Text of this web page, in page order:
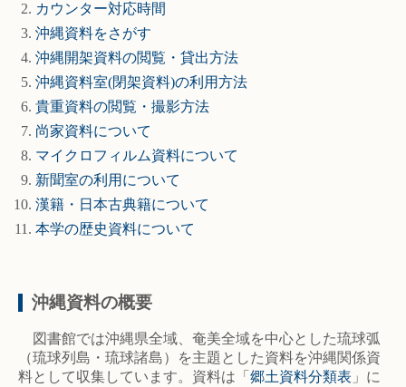
カウンター対応時間
沖縄資料をさがす
沖縄開架資料の閲覧・貸出方法
沖縄資料室(閉架資料)の利用方法
貴重資料の閲覧・撮影方法
尚家資料について
マイクロフィルム資料について
新聞室の利用について
漢籍・日本古典籍について
本学の歴史資料について
沖縄資料の概要
図書館では沖縄県全域、奄美全域を中心とした琉球弧
（琉球列島・琉球諸島）を主題とした資料を沖縄関係資
料として収集しています。資料は「 郷土資料分類表 」に